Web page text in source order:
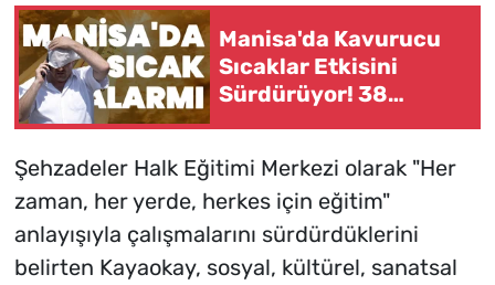
Manisa'da Kavurucu
Sıcaklar Etkisini
Sürdürüyor! 38
Şehzadeler Halk Eğitimi Merkezi olarak "Her
zaman, her yerde, herkes için eğitim"
anlayışıyla çalışmalarını sürdürdüklerini
belirten Kayaokay, sosyal, kültürel, sanatsal